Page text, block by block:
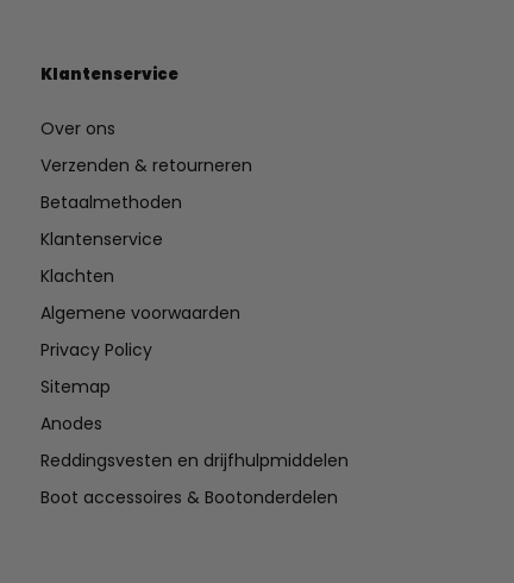
Klantenservice
Over ons
Verzenden & retourneren
Betaalmethoden
Klantenservice
Klachten
Algemene voorwaarden
Privacy Policy
Sitemap
Anodes
Reddingsvesten en drijfhulpmiddelen
Boot accessoires & Bootonderdelen